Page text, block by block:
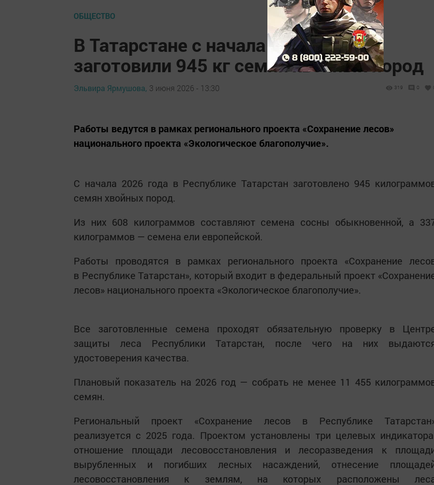
ОБЩЕСТВО
В Татарстане с начала 2026 года
заготовили 945 кг семян хвойных пород
Эльвира Ярмушова, 3 июня 2026 - 13:30 319 0
Работы ведутся в рамках регионального проекта «Сохранение лесов»
национального проекта «Экологическое благополучие».
С начала 2026 года в Республике Татарстан заготовлено 945
семян хвойных пород.
Из них 608 килограммов составляют семена сосны обыкновенной, а
килограммов — семена ели европейской.
Работы проводятся в рамках регионального проекта «Сохранение
в Республике Татарстан», который входит в федеральный проект
лесов» национального проекта «Экологическое благополучие».
Все заготовленные семена проходят обязательную проверку в
защиты леса Республики Татарстан, после чего на них
удостоверения качества.
Плановый показатель на 2026 год — собрать не менее 11 455
семян.
Региональный проект «Сохранение лесов в Республике
реализуется с 2025 года. Проектом установлены три целевых
отношение площади лесовосстановления и лесоразведения к
вырубленных и погибших лесных насаждений, отнесение
лесовосстановления к землям, на которых расположены